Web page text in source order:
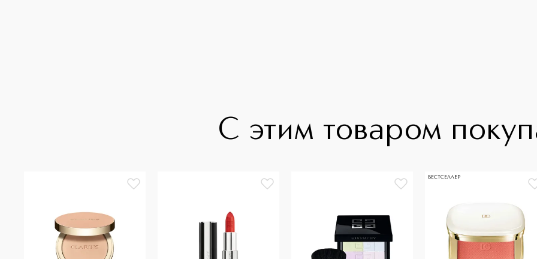
С этим товаром
БЕСТСЕЛЛЕР